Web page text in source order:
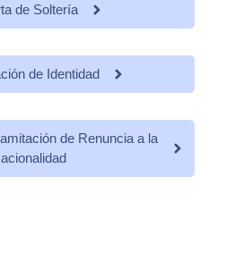
de Soltería
de Identidad
de Renuncia a la